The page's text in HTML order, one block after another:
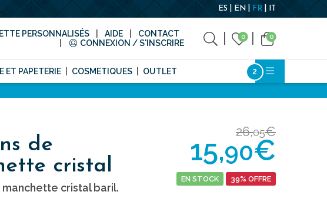
ES EN FR IT
PERSONNALISÉS AIDE
CONTACT
CONNEXION / S'INSCRIRE
0 0
ET PAPETERIE COSMETIQUES OUTLET
de
cristal
cristal baril.
26,05€
15,90€
EN STOCK 39% OFFRE